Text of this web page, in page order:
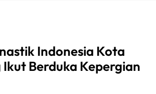
Indonesia Kota
Berduka Kepergian